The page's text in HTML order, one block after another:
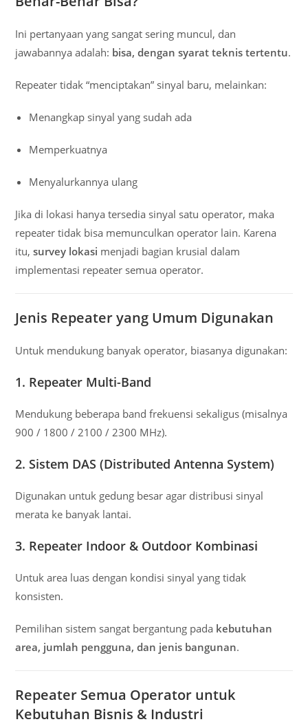
Ini pertanyaan yang sangat sering muncul, dan
jawabannya adalah: bisa, dengan syarat teknis tertentu.
Repeater tidak “menciptakan” sinyal baru, melainkan:
Menangkap sinyal yang sudah ada
Memperkuatnya
Menyalurkannya ulang
Jika di lokasi hanya tersedia sinyal satu operator, maka
repeater tidak bisa memunculkan operator lain. Karena
itu,survey lokasi menjadi bagian krusial dalam
implementasi repeater semua operator.
Jenis Repeater yang Umum Digunakan
Untuk mendukung banyak operator, biasanya digunakan:
1. Repeater Multi-Band
Mendukung beberapa band frekuensi sekaligus (misalnya
900 / 1800 / 2100 / 2300 MHz).
2. Sistem DAS (Distributed Antenna System)
Digunakan untuk gedung besar agar distribusi sinyal
merata ke banyak lantai.
3. Repeater Indoor & Outdoor Kombinasi
Untuk area luas dengan kondisi sinyal yang tidak
konsisten.
Pemilihan sistem sangat bergantung pada kebutuhan
area, jumlah pengguna, dan jenis bangunan.
Repeater Semua Operator untuk
Kebutuhan Bisnis & Industri